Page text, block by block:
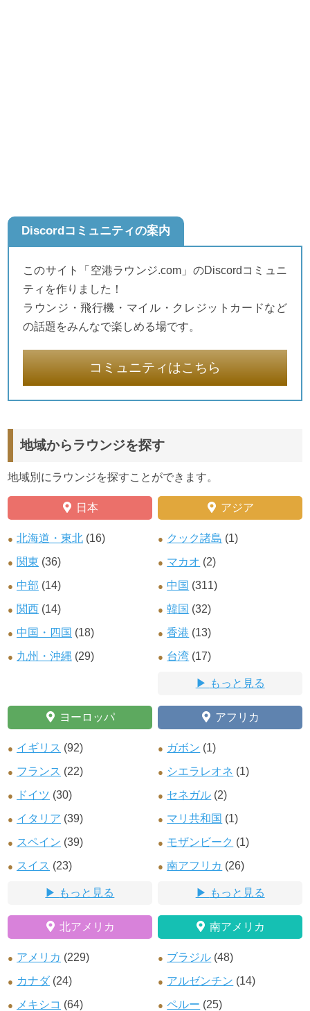
Discordコミュニティの案内
このサイト「空港ラウンジ.com」のDiscordコミュニ
ティを作りました！
ラウンジ・飛行機・マイル・クレジットカードなど
の話題をみんなで楽しめる場です。
コミュニティはこちら
地域からラウンジを探す
地域別にラウンジを探すことができます。
日本
北海道・東北 (16)
関東 (36)
中部 (14)
関西 (14)
中国・四国 (18)
九州・沖縄 (29)
アジア
クック諸島 (1)
マカオ (2)
中国 (311)
韓国 (32)
香港 (13)
台湾 (17)
もっと見る
ヨーロッパ
イギリス (92)
フランス (22)
ドイツ (30)
イタリア (39)
スペイン (39)
スイス (23)
もっと見る
アフリカ
ガボン (1)
シエラレオネ (1)
セネガル (2)
マリ共和国 (1)
モザンビーク (1)
南アフリカ (26)
もっと見る
北アメリカ
アメリカ (229)
カナダ(24)
メキシコ (64)
南アメリカ
ブラジル (48)
アルゼンチン (14)
ペルー (25)